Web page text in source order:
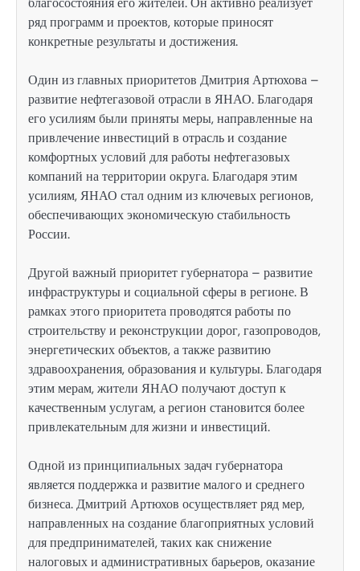
ряд программ и проектов, которые приносят
конкретные результаты и достижения.
Один из главных приоритетов Дмитрия Артюхова –
развитие нефтегазовой отрасли в ЯНАО. Благодаря
его усилиям были приняты меры, направленные на
привлечение инвестиций в отрасль и создание
комфортных условий для работы нефтегазовых
компаний на территории округа. Благодаря этим
усилиям, ЯНАО стал одним из ключевых регионов,
обеспечивающих экономическую стабильность
России.
Другой важный приоритет губернатора – развитие
инфраструктуры и социальной сферы в регионе. В
рамках этого приоритета проводятся работы по
строительству и реконструкции дорог, газопроводов,
энергетических объектов, а также развитию
здравоохранения, образования и культуры. Благодаря
этим мерам, жители ЯНАО получают доступ к
качественным услугам, а регион становится более
привлекательным для жизни и инвестиций.
Одной из принципиальных задач губернатора
является поддержка и развитие малого и среднего
бизнеса. Дмитрий Артюхов осуществляет ряд мер,
направленных на создание благоприятных условий
для предпринимателей, таких как снижение
налоговых и административных барьеров, оказание